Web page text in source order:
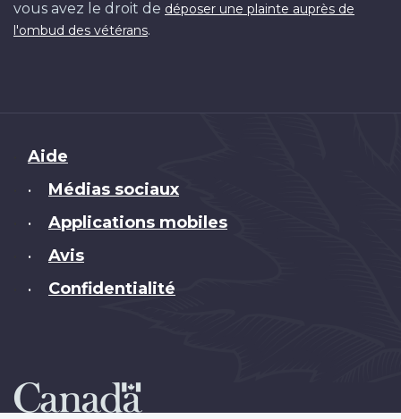
vous avez le droit de déposer une plainte auprès de
l'ombud des vétérans.
Brand
Aide
• Médias sociaux
• Applications mobiles
• Avis
• Confidentialité